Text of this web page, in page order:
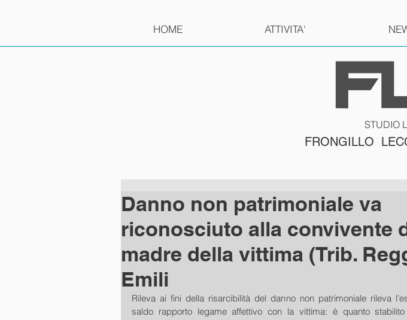
HOME ATTIVITA'
STUDIO
FRONGILLO
Danno non patrimoniale va
riconosciuto alla convivente
madre della vittima (Trib.
Emili
Rileva ai fini della risarcibilità del danno non patrimoniale rileva
saldo rapporto legame affettivo con la vittima: è quanto stabilito